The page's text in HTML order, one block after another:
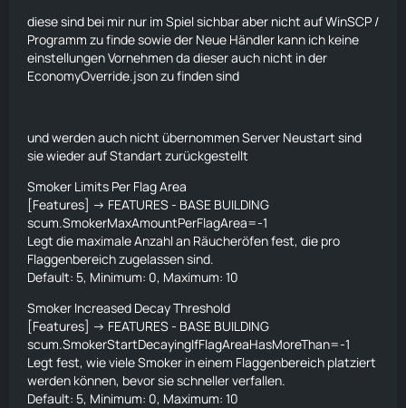
diese sind bei mir nur im Spiel sichbar aber nicht auf WinSCP /
Programm zu finde sowie der Neue Händler kann ich keine
einstellungen Vornehmen da dieser auch nicht in der
EconomyOverride.json zu finden sind
und werden auch nicht übernommen Server Neustart sind
sie wieder auf Standart zurückgestellt
Smoker Limits Per Flag Area
[Features] -> FEATURES - BASE BUILDING
scum.SmokerMaxAmountPerFlagArea=-1
Legt die maximale Anzahl an Räucheröfen fest, die pro
Flaggenbereich zugelassen sind.
Default: 5, Minimum: 0, Maximum: 10
Smoker Increased Decay Threshold
[Features] -> FEATURES - BASE BUILDING
scum.SmokerStartDecayingIfFlagAreaHasMoreThan=-1
Legt fest, wie viele Smoker in einem Flaggenbereich platziert
werden können, bevor sie schneller verfallen.
Default: 5, Minimum: 0, Maximum: 10